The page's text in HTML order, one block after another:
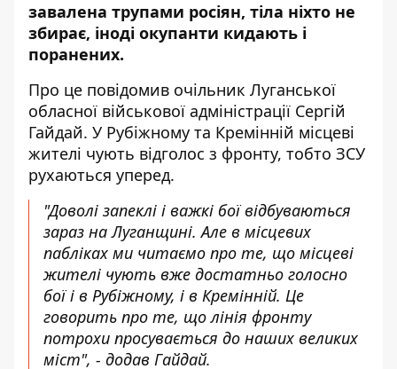
завалена трупами росіян, тіла ніхто не
збирає, іноді окупанти кидають і
поранених.
Про це повідомив очільник Луганської
обласної військової адміністрації Сергій
Гайдай. У Рубіжному та Кремінній місцеві
жителі чують відголос з фронту, тобто ЗСУ
рухаються уперед.
"Доволі запеклі і важкі бої відбуваються
зараз на Луганщині. Але в місцевих
пабліках ми читаємо про те, що місцеві
жителі чують вже достатньо голосно
бої і в Рубіжному, і в Кремінній. Це
говорить про те, що лінія фронту
потрохи просувається до наших великих
міст", - додав Гайдай.